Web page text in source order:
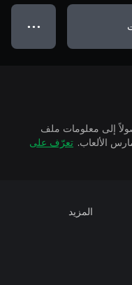
● ● ●
إلى معلومات ملف
تعرّف على
المزيد